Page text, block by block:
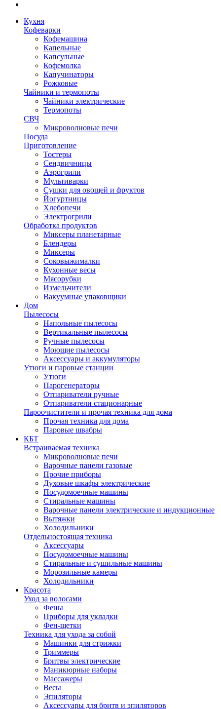
Кухня
Кофеварки
Кофемашина
Капельные
Капсульные
Кофемолка
Капучинаторы
Рожковые
Чайники и термопоты
Чайники электрические
Термопоты
СВЧ
Микроволновые печи
Посуда
Приготовление
Тостеры
Сендвичницы
Аэрогрили
Мультиварки
Сушки для овощей и фруктов
Йогуртницы
Хлебопечи
Электрогрили
Обработка продуктов
Миксеры планетарные
Блендеры
Миксеры
Соковыжималки
Кухонные весы
Мясорубки
Измельчители
Вакуумные упаковщики
Дом
Пылесосы
Напольные пылесосы
Вертикальные пылесосы
Ручные пылесосы
Моющие пылесосы
Аксессуары и аккумуляторы
Утюги и паровые станции
Утюги
Парогенераторы
Отпариватели ручные
Отпариватели стационарные
Пароочистители и прочая техника для дома
Прочая техника для дома
Паровые швабры
КБТ
Встраиваемая техника
Микроволновые печи
Варочные панели газовые
Прочие приборы
Духовые шкафы электрические
Посудомоечные машины
Стиральные машины
Варочные панели электрические и индукционные
Вытяжки
Холодильники
Отдельностоящая техника
Аксессуары
Посудомоечные машины
Стиральные и сушильные машины
Морозильные камеры
Холодильники
Красота
Уход за волосами
Фены
Приборы для укладки
Фен-щетки
Техника для ухода за собой
Машинки для стрижки
Триммеры
Бритвы электрические
Маникюрные наборы
Массажеры
Весы
Эпиляторы
Аксессуары для бритв и эпиляторов